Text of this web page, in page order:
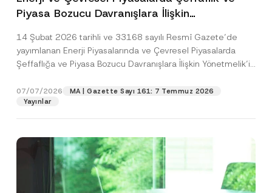
Piyasa Bozucu Davranışlara İlişkin
14 Şubat 2026 tarihli ve 33168 sayılı Resmî Gazete’de
yayımlanan Enerji Piyasalarında ve Çevresel Piyasalarda
Şeffaflığa ve Piyasa Bozucu Davranışlara İlişkin Yönetmelik’in
07/07/2026
MA | Gazette Sayı 161: 7 Temmuz 2026
Yayınlar